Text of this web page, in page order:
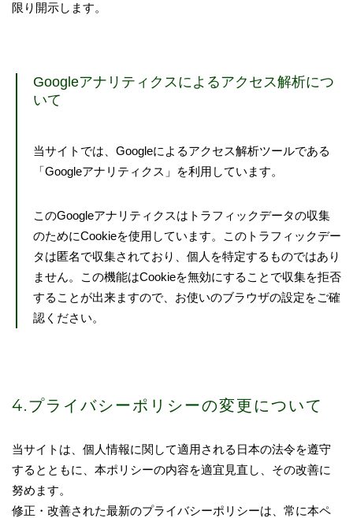
限り開示します。
Googleアナリティクスによるアクセス解析につ
いて
当サイトでは、Googleによるアクセス解析ツールである
「Googleアナリティクス」を利用しています。
このGoogleアナリティクスはトラフィックデータの収集
のためにCookieを使用しています。このトラフィックデー
タは匿名で収集されており、個人を特定するものではあり
ません。この機能はCookieを無効にすることで収集を拒否
することが出来ますので、お使いのブラウザの設定をご確
認ください。
4.プライバシーポリシーの変更について
当サイトは、個人情報に関して適用される日本の法令を遵守
するとともに、本ポリシーの内容を適宜見直し、その改善に
努めます。
修正・改善された最新のプライバシーポリシーは、常に本ペ